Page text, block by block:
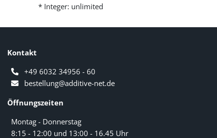
* Integer: unlimited
Kontakt
+49 6032 34956 - 60
bestellung@additive-net.de
Öffnungszeiten
Montag - Donnerstag
8:15 - 12:00 und 13:00 - 16.45 Uhr